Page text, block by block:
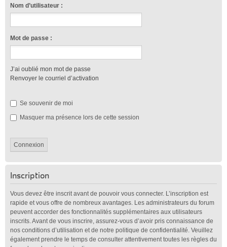
Nom d’utilisateur :
Mot de passe :
J’ai oublié mon mot de passe
Renvoyer le courriel d’activation
Se souvenir de moi
Masquer ma présence lors de cette session
Inscription
Vous devez être inscrit avant de pouvoir vous connecter. L’inscription est
rapide et vous offre de nombreux avantages. Les administrateurs du forum
peuvent accorder des fonctionnalités supplémentaires aux utilisateurs
inscrits. Avant de vous inscrire, assurez-vous d’avoir pris connaissance de
nos conditions d’utilisation et de notre politique de confidentialité. Veuillez
également prendre le temps de consulter attentivement toutes les règles du